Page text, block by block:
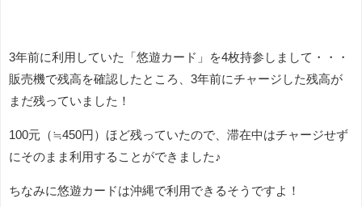
3年前に利用していた「悠遊カード」を4枚持参しまして・・・
販売機で残高を確認したところ、3年前にチャージした残高が
まだ残っていました！
100元（≒450円）ほど残っていたので、滞在中はチャージせず
にそのまま利用することができました♪
ちなみに悠遊カードは沖縄で利用できるそうですよ！